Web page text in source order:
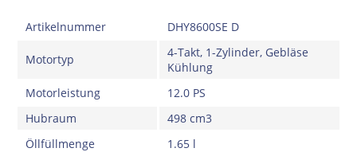
Artikelnummer DHY8600SE D
Motortyp
4-Takt, 1-Zylinder, Gebläse
Kühlung
Motorleistung
12.0 PS
Hubraum
498 cm3
Öllfüllmenge
1.65 l